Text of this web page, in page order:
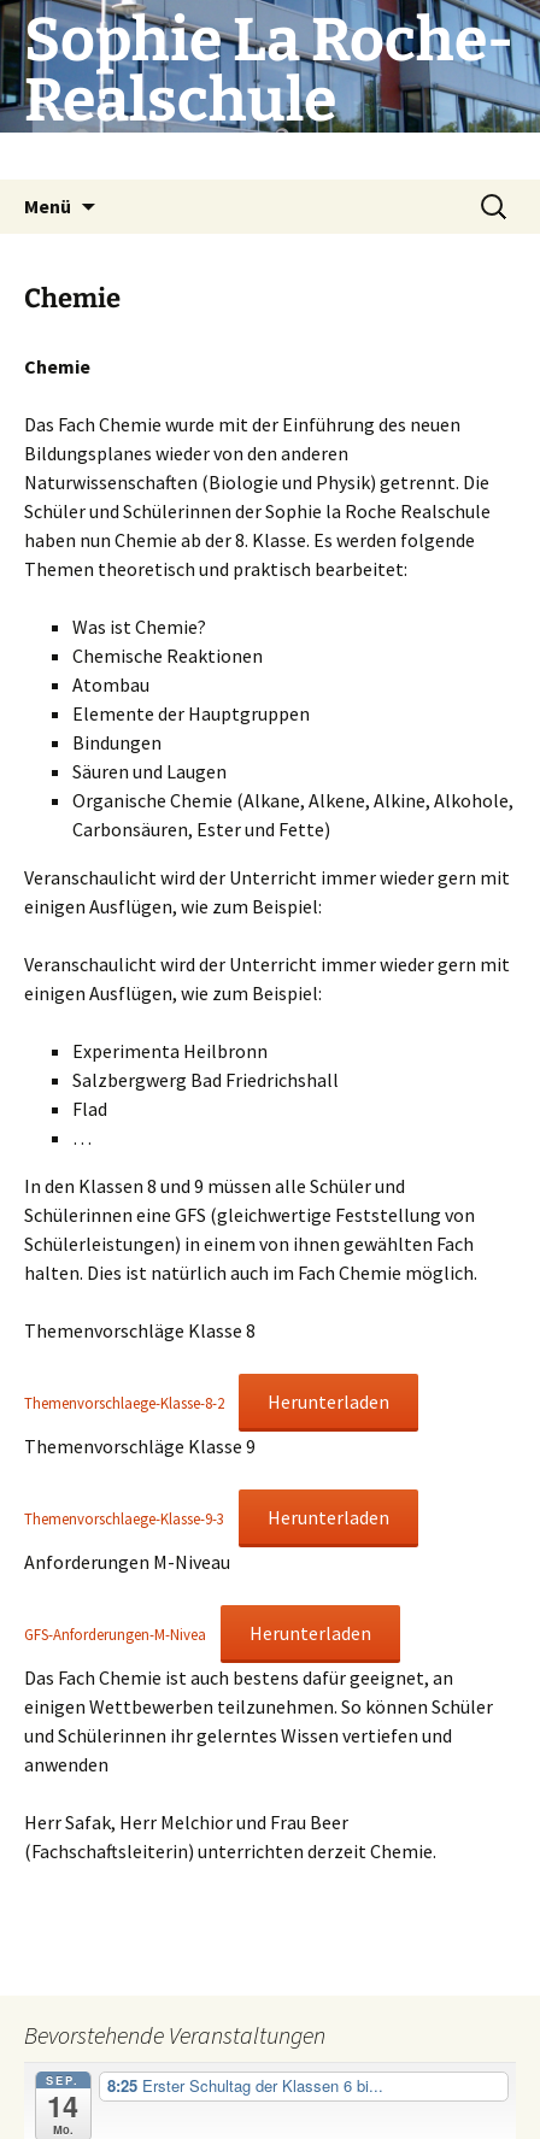
Zum
Inhalt
springen
Sophie La Roche-
Realschule
Menü
Suchen
nach:
Chemie
Chemie
Das Fach Chemie wurde mit der Einführung des neuen
Bildungsplanes wieder von den anderen
Naturwissenschaften (Biologie und Physik) getrennt. Die
Schüler und Schülerinnen der Sophie la Roche Realschule
haben nun Chemie ab der 8. Klasse. Es werden folgende
Themen theoretisch und praktisch bearbeitet:
Was ist Chemie?
Chemische Reaktionen
Atombau
Elemente der Hauptgruppen
Bindungen
Säuren und Laugen
Organische Chemie (Alkane, Alkene, Alkine, Alkohole,
Carbonsäuren, Ester und Fette)
Veranschaulicht wird der Unterricht immer wieder gern mit
einigen Ausflügen, wie zum Beispiel:
Veranschaulicht wird der Unterricht immer wieder gern mit
einigen Ausflügen, wie zum Beispiel:
Experimenta Heilbronn
Salzbergwerg Bad Friedrichshall
Flad
…
In den Klassen 8 und 9 müssen alle Schüler und
Schülerinnen eine GFS (gleichwertige Feststellung von
Schülerleistungen) in einem von ihnen gewählten Fach
halten. Dies ist natürlich auch im Fach Chemie möglich.
Themenvorschläge Klasse 8
Themenvorschlaege-Klasse-8-2
Herunterladen
Themenvorschläge Klasse 9
Themenvorschlaege-Klasse-9-3
Herunterladen
Anforderungen M-Niveau
GFS-Anforderungen-M-Nivea
Herunterladen
Das Fach Chemie ist auch bestens dafür geeignet, an
einigen Wettbewerben teilzunehmen. So können Schüler
und Schülerinnen ihr gelerntes Wissen vertiefen und
anwenden
Herr Safak, Herr Melchior und Frau Beer
(Fachschaftsleiterin) unterrichten derzeit Chemie.
Bevorstehende Veranstaltungen
SEP.
14
Mo.
8:25 Erster Schultag der Klassen 6 bi...